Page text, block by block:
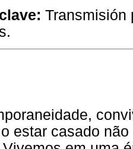
Transmisión
estar casado